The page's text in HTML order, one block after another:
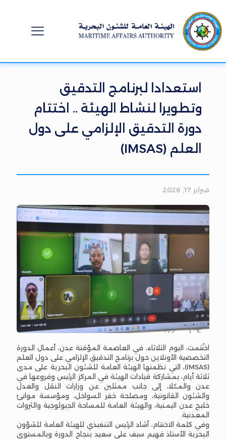
استعدادا لبرنامج التدقيق
وتطويرا لنشاط الهيئة .. اختتام
دورة التدقيق الإلزامي على دول
العلم (IMSAS)
فبراير 17, 2026
اختُتمت، اليوم الثلاثاء، في العاصمة المؤقتة عدن، أعمال الدورة
التخصصية الأونلاين حول برنامج التدقيق الإلزامي على دول العلم
(IMSAS)، التي نظمتها الهيئة العامة للشئون البحرية على مدى
ثلاثة أيام، بمشاركة قيادات الهيئة في المركز الرئيس وفروعها في
عدن والمكلا، إلى جانب ممثلين عن وزارات النقل والعدل
والشئون القانونية، ومصلحة خفر السواحل، ومؤسسة موانئ
خليج عدن اليمنية، والهيئة العامة للمساحة الجيولوجية والثروات
المعدنية.
وفي كلمة الاختتام، أشاد الرئيس التنفيذي للهيئة العامة للشؤون
البحرية الأستاذ فهيم سيف علي سعيد بنجاح الدورة وبالمستوى